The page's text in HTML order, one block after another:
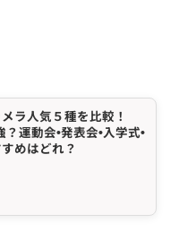
ラ人気５種を比較！
運動会•発表会•入学式•
めはどれ？